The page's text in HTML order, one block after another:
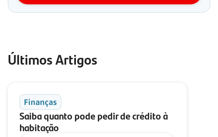
Últimos Artigos
Finanças
Saiba quanto pode pedir de crédito à
habitação